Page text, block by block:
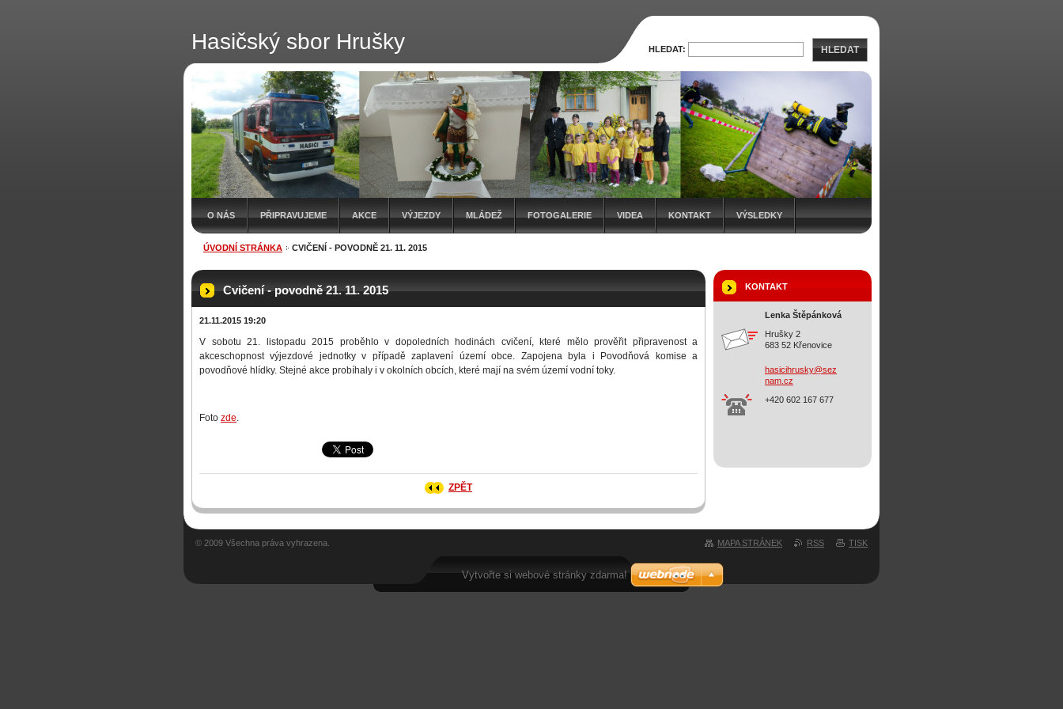
Hasičský sbor Hrušky
O NÁS PŘIPRAVUJEME AKCE VÝJEZDY MLÁDEŽ FOTOGALERIE VIDEA KONTAKT VÝSLEDKY
ÚVODNÍ STRÁNKA CVIČENÍ - POVODNĚ 21. 11. 2015
Cvičení - povodně 21. 11. 2015
21.11.2015 19:20
V sobotu 21. listopadu 2015 proběhlo v dopoledních hodinách cvičení, které mělo prověřit připravenost a
akceschopnost výjezdové jednotky v případě zaplavení území obce. Zapojena byla i Povodňová komise a
povodňové hlídky. Stejné akce probíhaly i v okolních obcích, které mají na svém území vodní toky.
Foto zde.
ZPĚT
KONTAKT
Lenka Štěpánková
Hrušky 2
683 52 Křenovice
hasicihrusky@sez
nam.cz
+420 602 167 677
HLEDAT: HLEDAT
MAPA STRÁNEK RSS TISK
© 2009 Všechna práva vyhrazena.
Vytvořte si webové stránky zdarma!